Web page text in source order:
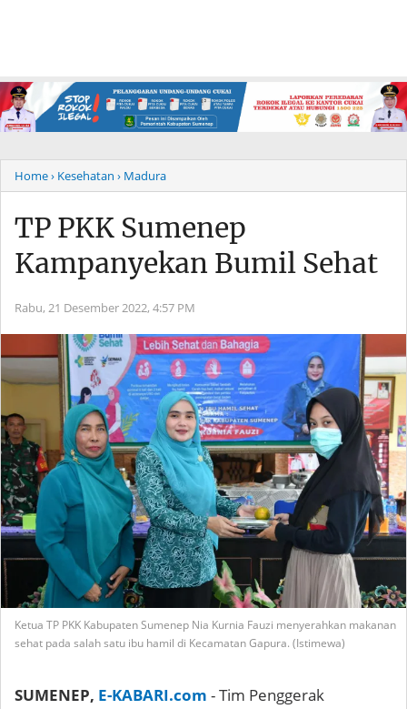
Home› Kesehatan › Madura
TP PKK Sumenep
Kampanyekan Bumil Sehat
Rabu, 21 Desember 2022, 4:57 PM
Ketua TP PKK Kabupaten Sumenep Nia Kurnia Fauzi menyerahkan makanan
sehat pada salah satu ibu hamil di Kecamatan Gapura. (Istimewa)
SUMENEP, E-KABARI.com - Tim Penggerak